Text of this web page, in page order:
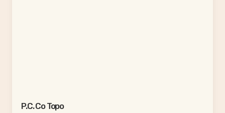
P.C. Co Topo